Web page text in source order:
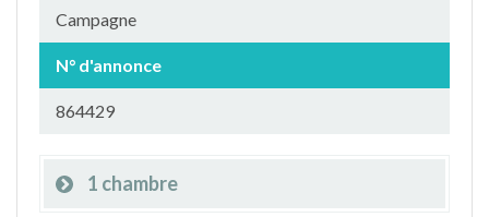
Campagne
N° d'annonce
864429
1 chambre